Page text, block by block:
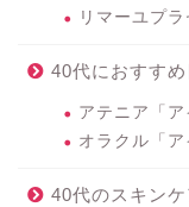
リマーユプ
40代におすす
アテニア「
オラクル「
40代のスキンケ